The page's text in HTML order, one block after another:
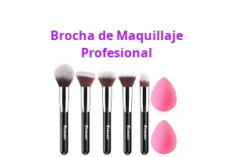
Brocha de Maquillaje
Profesional